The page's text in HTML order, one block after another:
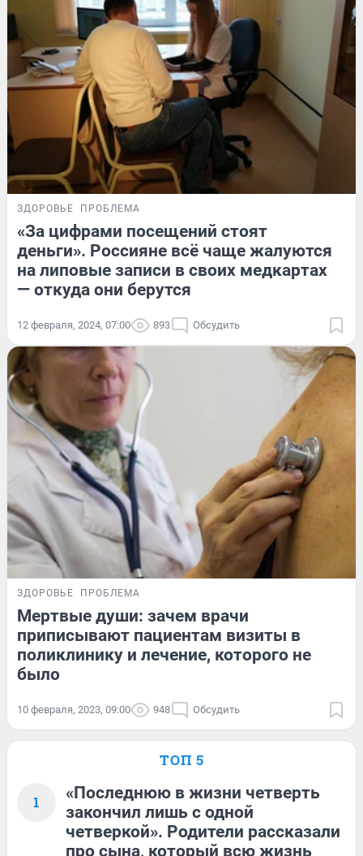
ЗДОРОВЬЕ ПРОБЛЕМА
«За цифрами посещений стоят
деньги». Россияне всё чаще жалуются
на липовые записи в своих медкартах
— откуда они берутся
12 февраля, 2024, 07:00 893 Обсудить
ЗДОРОВЬЕ ПРОБЛЕМА
Мертвые души: зачем врачи
приписывают пациентам визиты в
поликлинику и лечение, которого не
было
10 февраля, 2023, 09:00 948 Обсудить
ТОП 5
1
«Последнюю в жизни четверть
закончил лишь с одной
четверкой». Родители рассказали
про сына, который всю жизнь